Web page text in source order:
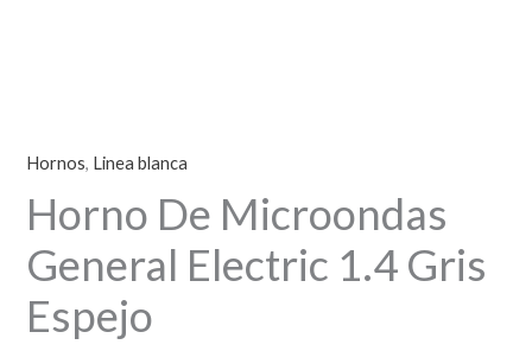
Hornos, Linea blanca
Horno De Microondas
General Electric 1.4 Gris
Espejo